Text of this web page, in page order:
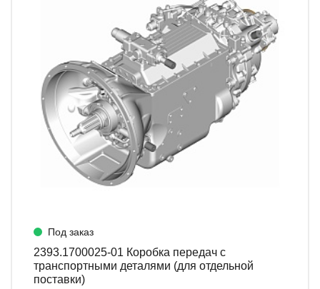
Под заказ
2393.1700025-01 Коробка передач с
транспортными деталями (для отдельной
поставки)